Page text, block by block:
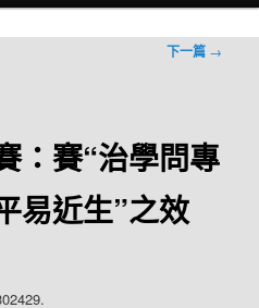
下一篇 →
：賽“治學問專
易近生”之效